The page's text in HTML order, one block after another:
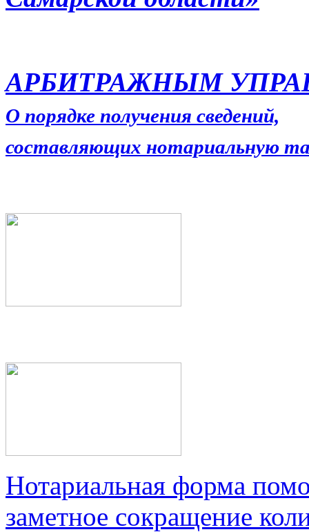
АРБИТРАЖНЫМ
О порядке получения сведений,
составляющих нотариальную
Нотариальная форма
заметное сокращение